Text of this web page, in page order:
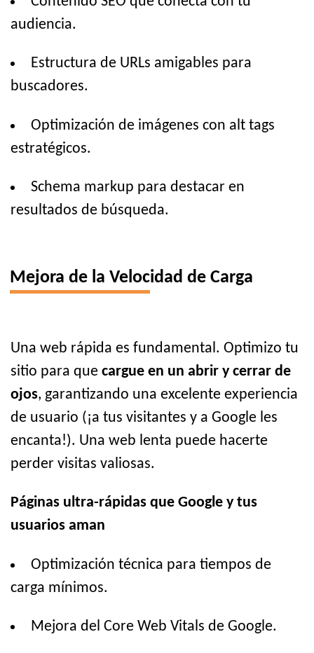
audiencia.
Estructura de URLs amigables para
buscadores.
Optimización de imágenes con alt tags
estratégicos.
Schema markup para destacar en
resultados de búsqueda.
Mejora de la Velocidad de Carga
Una web rápida es fundamental. Optimizo tu
sitio para que cargue en un abrir y cerrar de
ojos, garantizando una excelente experiencia
de usuario (¡a tus visitantes y a Google les
encanta!). Una web lenta puede hacerte
perder visitas valiosas.
Páginas ultra-rápidas que Google y tus
usuarios aman
Optimización técnica para tiempos de
carga mínimos.
Mejora del Core Web Vitals de Google.